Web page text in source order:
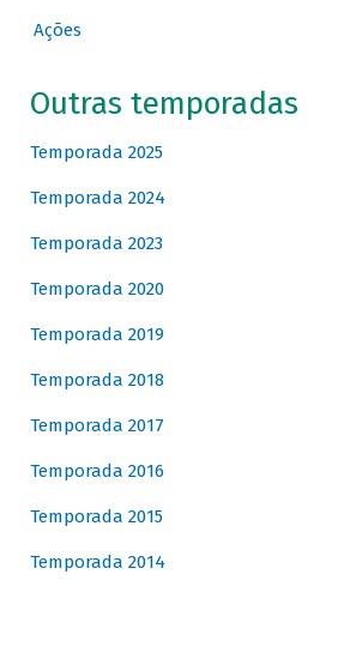
Ações
Outras temporadas
Temporada 2025
Temporada 2024
Temporada 2023
Temporada 2020
Temporada 2019
Temporada 2018
Temporada 2017
Temporada 2016
Temporada 2015
Temporada 2014